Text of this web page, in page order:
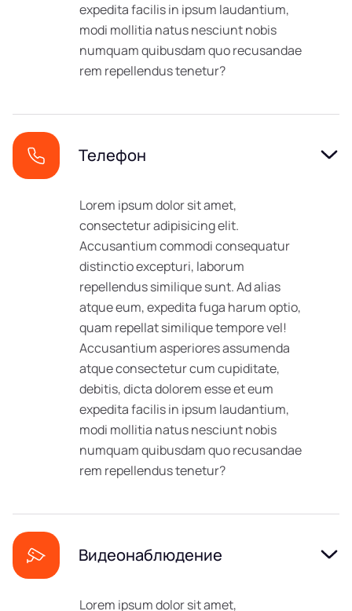
expedita facilis in ipsum laudantium,
modi mollitia natus nesciunt nobis
numquam quibusdam quo recusandae
rem repellendus tenetur?
Телефон
Lorem ipsum dolor sit amet,
consectetur adipisicing elit.
Accusantium commodi consequatur
distinctio excepturi, laborum
repellendus similique sunt. Ad alias
atque eum, expedita fuga harum optio,
quam repellat similique tempore vel!
Accusantium asperiores assumenda
atque consectetur cum cupiditate,
debitis, dicta dolorem esse et eum
expedita facilis in ipsum laudantium,
modi mollitia natus nesciunt nobis
numquam quibusdam quo recusandae
rem repellendus tenetur?
Видеонаблюдение
Lorem ipsum dolor sit amet,